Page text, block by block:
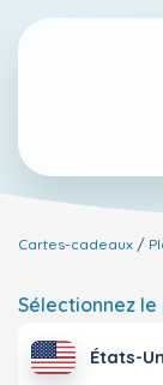
Cartes-cadeaux
Sélectionnez
États-